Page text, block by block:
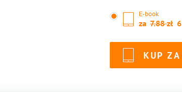
E-book
za 7.88 6
KUP ZA